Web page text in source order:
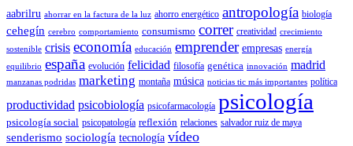
aabrilru ahorrar en la factura de la luz ahorro energético antropología biología
cehegín cerebro comportamiento consumismo correr creatividad crecimiento
sostenible crisis economía educación emprender empresas energía
equilibrio españa evolución felicidad filosofía genética innovación madrid
manzanas podridas marketing montaña música noticias tic más importantes política
productividad psicobiología psicofarmacología psicología
psicología social psicopatología reflexión relaciones salvador ruiz de maya
senderismo sociología tecnología vídeo